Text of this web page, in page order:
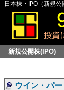
日本株・IPO（新規
新規公開株(IPO)
ウイン・パ